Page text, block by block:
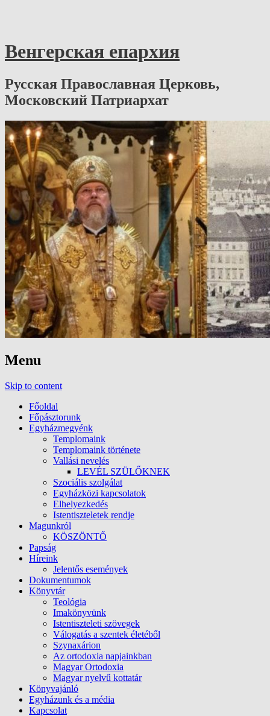
Венгерская епархия
Русская Православная Церковь,
Московский Патриархат
Menu
Skip to content
Főoldal
Főpásztorunk
Egyházmegyénk
Templomaink
Templomaink története
Vallási nevelés
LEVÉL SZÜLŐKNEK
Szociális szolgálat
Egyházközi kapcsolatok
Elhelyezkedés
Istentiszteletek rendje
Magunkról
KÖSZÖNTŐ
Papság
Híreink
Jelentős események
Dokumentumok
Könyvtár
Teológia
Imakönyvünk
Istentiszteleti szövegek
Válogatás a szentek életéből
Szynaxárion
Az ortodoxia napjainkban
Magyar Ortodoxia
Magyar nyelvű kottatár
Könyvajánló
Egyházunk és a média
Kapcsolat